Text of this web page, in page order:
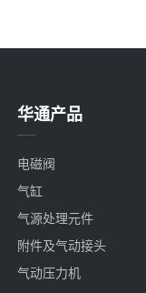
华通产品
电磁阀
气缸
气源处理元件
附件及气动接头
气动压力机